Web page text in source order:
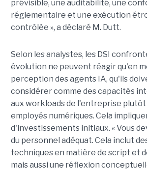
prévisible, une auditabilité, une
réglementaire et une exécution
contrôlée », a déclaré M. Dutt.
Selon les analystes, les DSI
évolution ne peuvent réagir qu'en
perception des agents IA, qu'ils
considérer comme des capacités
aux workloadsde l'entreprise plutôt
employésnumériques. Cela
d'investissements initiaux. « Vous
du personnel adéquat. Cela inclut
techniques en matière de script et
mais aussi une réflexion